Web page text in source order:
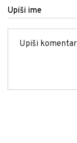
Upiši ime